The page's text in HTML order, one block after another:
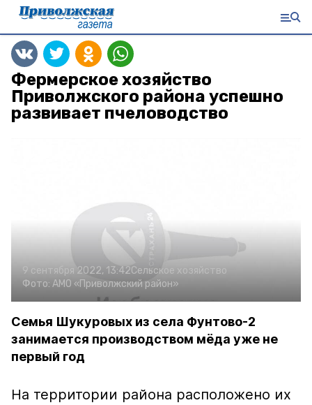
Фермерское хозяйство
Приволжского района успешно
развивает пчеловодство
9 сентября 2022, 13:42Сельское хозяйство
Фото: АМО «Приволжский район»
Семья Шукуровых из села Фунтово-2
занимается производством мёда уже не
первый год
На территории района расположено их